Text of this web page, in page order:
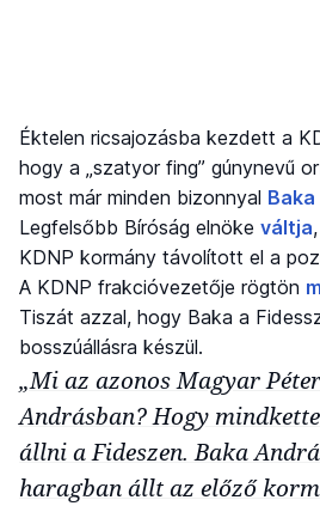
Éktelen ricsajozásba kezdett a
hogy a „szatyor fing” gúnynevű
most már minden bizonnyal
Legfelsőbb Bíróság elnöke váltja
KDNP kormány távolított el a
A KDNP frakcióvezetője rögtön
Tiszát azzal, hogy Baka a
bosszúállásra készül.
„Mi az azonos Magyar
Andrásban? Hogy
állni a Fideszen. Baka
haragban állt az előző